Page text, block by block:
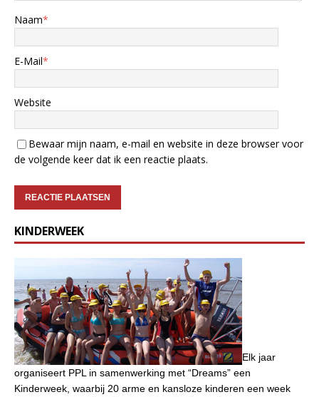
Naam*
E-Mail*
Website
Bewaar mijn naam, e-mail en website in deze browser voor
de volgende keer dat ik een reactie plaats.
KINDERWEEK
Elk jaar
organiseert PPL in samenwerking met “Dreams” een
Kinderweek, waarbij 20 arme en kansloze kinderen een week